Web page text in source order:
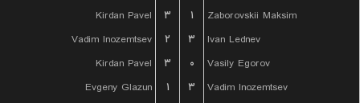
Kirdan Pavel
۳ ۱
Zaborovskii Maksim
Vadim Inozemtsev
۲ ۳
Ivan Lednev
Kirdan Pavel
۳ ۰
Vasily Egorov
Evgeny Glazun
۱ ۳
Vadim Inozemtsev